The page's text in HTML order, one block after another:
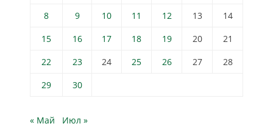
8
9 10 11 12 13
14
15
16 17 18 19 20
21
22
23 24 25 26 27
28
29
30
« Май Июл »